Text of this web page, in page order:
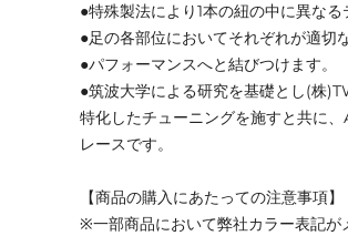
●特殊製法により1本の紐の中に異なる
●足の各部位においてそれぞれが適切
●パフォーマンスへと結びつけます。
●筑波大学による研究を基礎とし(株
特化したチューニングを施すと共に
レースです。
【商品の購入にあたっての注意事項】
※一部商品において弊社カラー表記が